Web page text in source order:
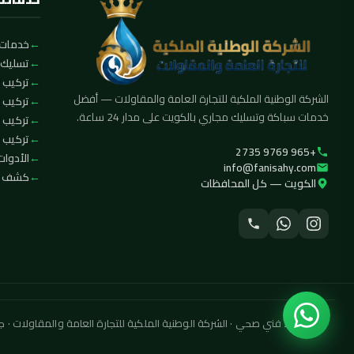
الشركة الوطنية الملكية للتجارة العامة والمقاولات — أفضل
خدمات سباكة وتسليك مجاري بالكويت على مدار 24 ساعة.
+965 9769 2735
info@fanisahy.com
الكويت — كل المحافظات
تركيب
تركيب
كشف
© 2026 فني صحي · الشركة الوطنية الملكية للتجارة العامة والمقاولات · جميع الحقوق محفوظة